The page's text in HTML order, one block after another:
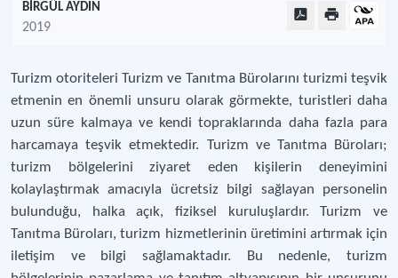
BİRGÜL AYDIN
2019
Turizm otoriteleri Turizm ve Tanıtma Bürolarını turizmi teşvik
etmenin en önemli unsuru olarak görmekte, turistleri daha
uzun süre kalmaya ve kendi topraklarında daha fazla para
harcamaya teşvik etmektedir. Turizm ve Tanıtma Büroları;
turizm bölgelerini ziyaret eden kişilerin deneyimini
kolaylaştırmak amacıyla ücretsiz bilgi sağlayan personelin
bulunduğu, halka açık, fiziksel kuruluşlardır. Turizm ve
Tanıtma Büroları, turizm hizmetlerinin üretimini artırmak için
iletişim ve bilgi sağlamaktadır. Bu nedenle, turizm